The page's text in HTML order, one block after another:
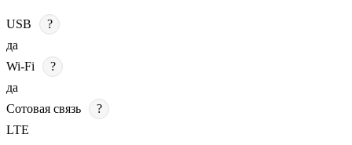
USB
?
да
Wi-Fi
?
да
Сотовая связь
?
LTE